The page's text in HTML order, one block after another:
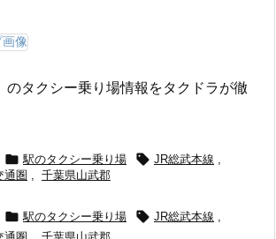
のタクシー乗り場情報をタクドラが徹
 駅のタクシー乗り場  JR総武本線 ,
通圏 , 千葉県山武郡
 駅のタクシー乗り場  JR総武本線 ,